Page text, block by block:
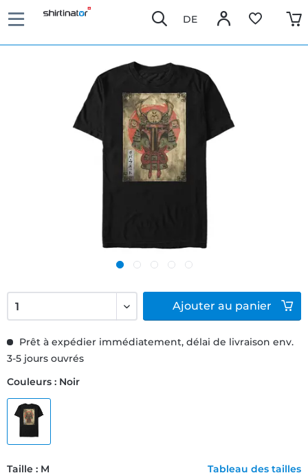
DE
Prêt à expédier immédiatement, délai de livraison env.
3-5 jours ouvrés
Couleurs : Noir
Taille : M Tableau des tailles
Ajouter au panier